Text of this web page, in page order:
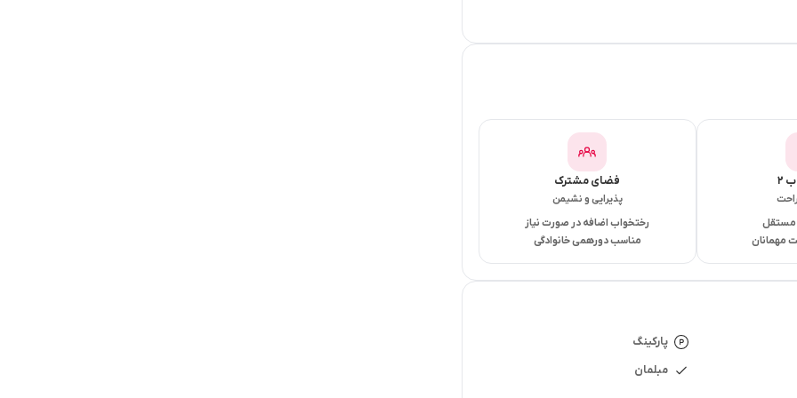
۲
مستقل
مهمانان
فضای مشترک
پذیرایی و نشیمن
رختخواب اضافه در صورت نیاز
مناسب دورهمی خانوادگی
پارکینگ
مبلمان